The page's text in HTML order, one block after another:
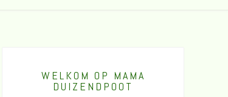
WELKOM OP MAMA
DUIZENDPOOT